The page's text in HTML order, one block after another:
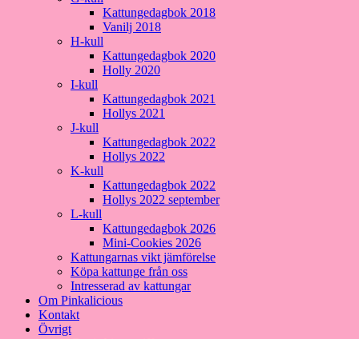
Kattungedagbok 2018
Vanilj 2018
H-kull
Kattungedagbok 2020
Holly 2020
I-kull
Kattungedagbok 2021
Hollys 2021
J-kull
Kattungedagbok 2022
Hollys 2022
K-kull
Kattungedagbok 2022
Hollys 2022 september
L-kull
Kattungedagbok 2026
Mini-Cookies 2026
Kattungarnas vikt jämförelse
Köpa kattunge från oss
Intresserad av kattungar
Om Pinkalicious
Kontakt
Övrigt